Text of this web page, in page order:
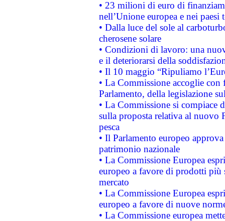
• 23 milioni di euro di
nell’Unione europea e nei paesi
• Dalla luce del sole al
cherosene solare
• Condizioni di lavoro: una
e il deteriorarsi della
• Il 10 maggio “Ripuliamo
• La Commissione accoglie
Parlamento, della legislazione
• La Commissione si compiace
sulla proposta relativa al nuovo
pesca
• Il Parlamento europeo
patrimonio nazionale
• La Commissione Europea
europeo a favore di prodotti
mercato
• La Commissione Europea
europeo a favore di nuove
• La Commissione europea